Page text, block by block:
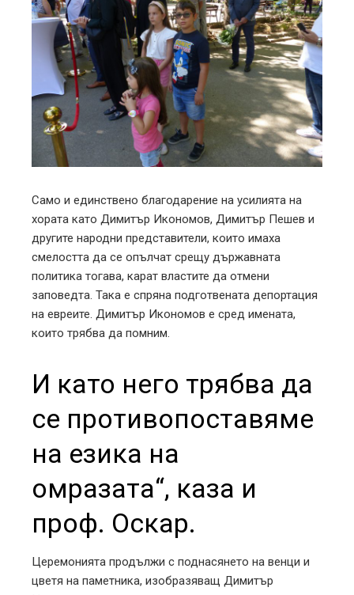
Само и единствено благодарение на усилията на
хората като Димитър Икономов, Димитър Пешев и
другите народни представители, които имаха
смелостта да се опълчат срещу държавната
политика тогава, карат властите да отмени
заповедта. Така е спряна подготвената депортация
на евреите. Димитър Икономов е сред имената,
които трябва да помним.
И като него трябва да
се противопоставяме
на езика на
омразата“, каза и
проф. Оскар.
Церемонията продължи с поднасянето на венци и
цветя на паметника, изобразяващ Димитър